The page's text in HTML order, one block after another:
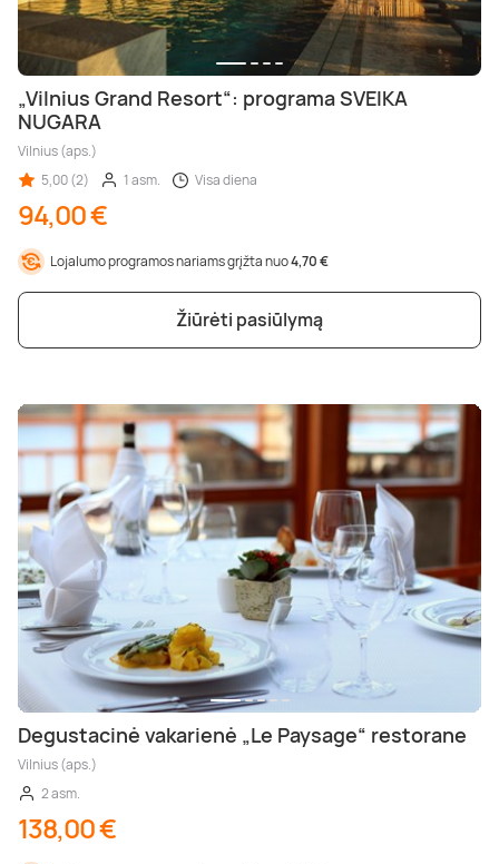
„Vilnius Grand Resort“: programa SVEIKA
NUGARA
Vilnius (aps.)
5,00 (2)
1 asm. Visa diena
94,00 €
Lojalumo programos nariams grįžta nuo4,70 €
Žiūrėti pasiūlymą
Degustacinė vakarienė „Le Paysage“ restorane
Vilnius (aps.)
2 asm.
138,00 €